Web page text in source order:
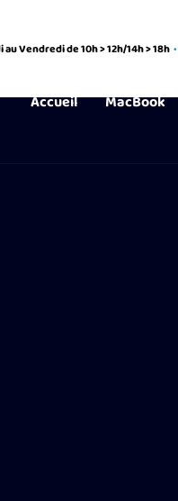
au Vendredi de 10h > 12h/14h > 18h•
Accueil MacBook